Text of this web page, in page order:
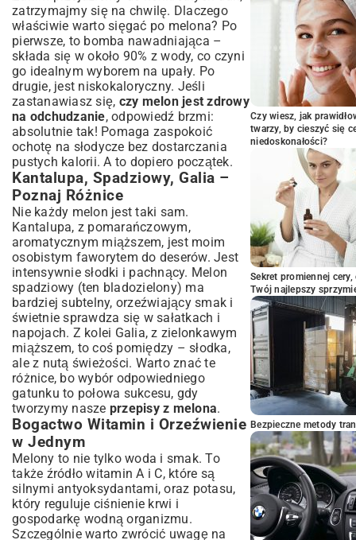
Przepisy na Bezalkoholowe Napoje z
Melonem
Melonowe Koktajle z Alkoholem
Jak Wybrać i Przygotować Idealnego
Melona? Porady Eksperta
Wskazówki Dotyczące Wyboru Dojrzałego
Owocu
Sposoby na Szybkie i Łatwe Krojenie
Melona
Przechowywanie Melona – Jak Zachować
Świeżość?
Podsumowanie: Melon w Twojej Kuchni
– Niezliczone Możliwości!
zatrzymajmy się na chwilę. Dlaczego
właściwie warto sięgać po melona? Po
pierwsze, to bomba nawadniająca –
składa się w około 90% z wody, co czyni
go idealnym wyborem na upały. Po
drugie, jest niskokaloryczny. Jeśli
zastanawiasz się, czy melon jest zdrowy
na odchudzanie, odpowiedź brzmi:
absolutnie tak! Pomaga zaspokoić
ochotę na słodycze bez dostarczania
pustych kalorii. A to dopiero początek.
Kantalupa, Spadziowy, Galia –
Poznaj Różnice
Nie każdy melon jest taki sam.
Kantalupa, z pomarańczowym,
aromatycznym miąższem, jest moim
osobistym faworytem do deserów. Jest
intensywnie słodki i pachnący. Melon
spadziowy (ten bladozielony) ma
bardziej subtelny, orzeźwiający smak i
świetnie sprawdza się w sałatkach i
napojach. Z kolei Galia, z zielonkawym
miąższem, to coś pomiędzy – słodka,
ale z nutą świeżości. Warto znać te
różnice, bo wybór odpowiedniego
gatunku to połowa sukcesu, gdy
tworzymy nasze przepisy z melona.
Bogactwo Witamin i Orzeźwienie
w Jednym
Melony to nie tylko woda i smak. To
także źródło witamin A i C, które są
silnymi antyoksydantami, oraz potasu,
który reguluje ciśnienie krwi i
gospodarkę wodną organizmu.
Szczególnie warto zwrócić uwagę na
Czy wiesz, jak
twarzy, by cieszyć się
niedoskonałości?
Sekret promiennej
Twój najlepszy
Bezpieczne metody